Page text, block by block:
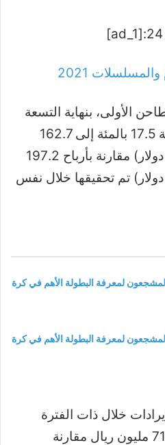
والمسلسلات 2021
الأولى، بنهاية التسعة
أشهر الأولى 2023، بنسبة 17.5 بالمئة إلى 162.7
مليون ريال (43.3 مليون دولار) مقارنة بأرباح 197.2
(52.5 مليون دولار) تم تحقيقها خلال نفس
يحتاجه المشجعون لمعرفة البطولة الأهم في كرة
يحتاجه المشجعون لمعرفة البطولة الأهم في كرة
خلال ذات الفترة
بنسبة 4.5 بالمئة إلى 717.6 مليون ريال مقارنة